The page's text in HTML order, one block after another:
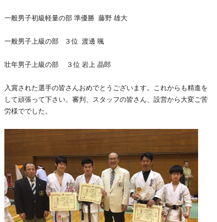
一般男子初級軽量の部 準優勝 藤野 雄大
一般男子上級の部 ３位 渡邊 颯
壮年男子上級の部 ３位 岩上 晶郎
入賞された選手の皆さんおめでとうございます。これからも精進を
して頑張って下さい。審判、スタッフの皆さん、設営から大変ご苦
労様ででした。